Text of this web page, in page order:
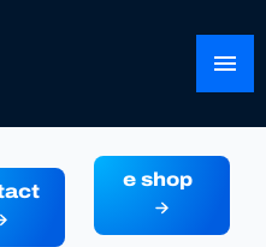
menu
e shop